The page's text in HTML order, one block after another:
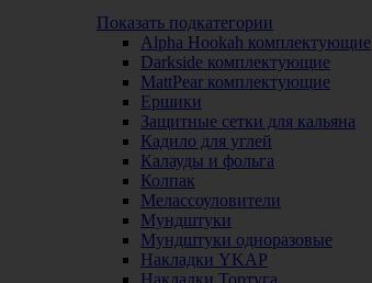
Показать подкатегории
Alpha Hookah комплектующие
Darkside комплектующие
MattPear комплектующие
Ершики
Защитные сетки для кальяна
Кадило для углей
Калауды и фольга
Колпак
Мелассоуловители
Мундштуки
Мундштуки одноразовые
Накладки YKAP
Накладки Тортуга